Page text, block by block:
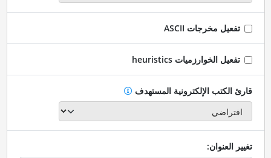
تفعيل مخرجات ASCII
تفعيل الخوارزميات heuristics
قارئ الكتب الإلكترونية المستهدف
تغيير العنوان: